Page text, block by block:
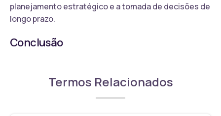
planejamento estratégico e a tomada de decisões de
longo prazo.
Conclusão
Termos Relacionados